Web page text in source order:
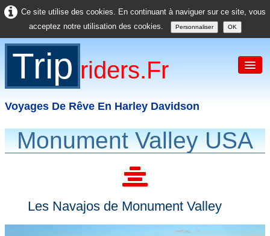
Ce site utilise des cookies. En continuant à naviguer sur ce site, vous
acceptez notre utilisation des cookies.
Personnaliser OK
Trip Riders.fr
Voyages De Rêve En Harley Davidson
Accueil
USA
Monument Valley USA
Les Navajos de Monument Valley